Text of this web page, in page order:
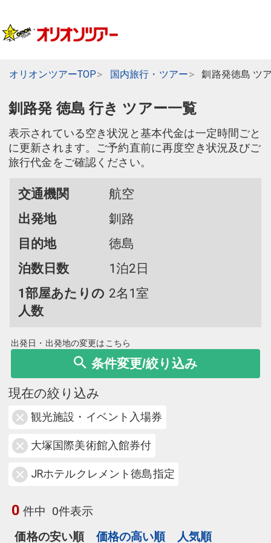
オリオンツアーTOP 国内旅行・ツアー 釧路発徳島 ツ
釧路発 徳島 行き ツアー一覧
表示されている空き状況と基本代金は一定時間ごと
に更新されます。ご予約直前に再度空き状況及びご
旅行代金をご確認ください。
交通機関
航空
出発地
釧路
目的地
徳島
泊数日数
1泊2日
1部屋あたりの
人数
2名1室
出発日・出発地の変更はこちら
条件変更/絞り込み
現在の絞り込み
観光施設・イベント入場券
大塚国際美術館入館券付
JRホテルクレメント徳島指定
0 件中 0件表示
価格の安い順
価格の高い順 人気順